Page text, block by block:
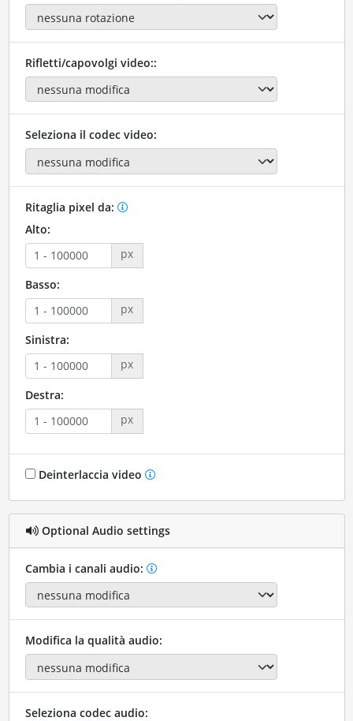
Rifletti/capovolgi video::
Seleziona il codec video:
Ritaglia pixel da:
Alto:
px
Basso:
px
Sinistra:
px
Destra:
px
Deinterlaccia video
Optional Audio settings
Cambia i canali audio:
Modifica la qualità audio:
Seleziona codec audio: